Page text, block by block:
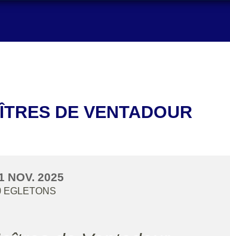
DE VENTADOUR
NOV. 2025
EGLETONS